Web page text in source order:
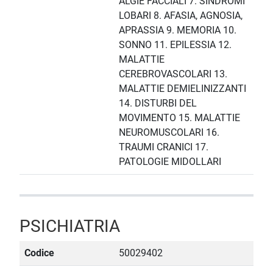
LOBARI 8. AFASIA, AGNOSIA,
APRASSIA 9. MEMORIA 10.
SONNO 11. EPILESSIA 12.
MALATTIE
CEREBROVASCOLARI 13.
MALATTIE DEMIELINIZZANTI
14. DISTURBI DEL
MOVIMENTO 15. MALATTIE
NEUROMUSCOLARI 16.
TRAUMI CRANICI 17.
PATOLOGIE MIDOLLARI
PSICHIATRIA
Codice 50029402